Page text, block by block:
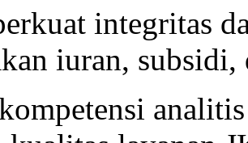
integritas
iuran, subsidi,